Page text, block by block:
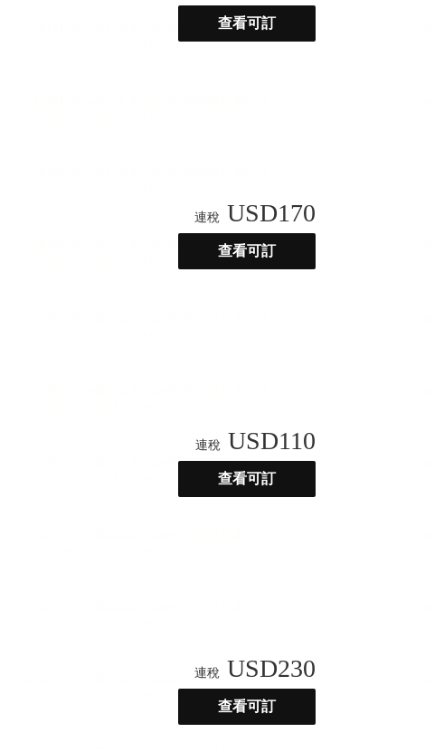
查看可訂
連稅 USD170
查看可訂
連稅 USD110
查看可訂
連稅 USD230
查看可訂